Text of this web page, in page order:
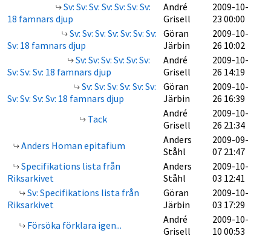
Sv: Sv: Sv: Sv: Sv: Sv: Sv:
18 famnars djup
André
Grisell
2009-10-
23 00:00
Sv: Sv: Sv: Sv: Sv: Sv: Sv:
Sv: 18 famnars djup
Göran
Järbin
2009-10-
26 10:02
Sv: Sv: Sv: Sv: Sv: Sv:
Sv: Sv: Sv: 18 famnars djup
André
Grisell
2009-10-
26 14:19
Sv: Sv: Sv: Sv: Sv: Sv:
Sv: Sv: Sv: Sv: 18 famnars djup
Göran
Järbin
2009-10-
26 16:39
Tack
André
Grisell
2009-10-
26 21:34
Anders Homan epitafium
Anders
Ståhl
2009-09-
07 21:47
Specifikations lista från
Riksarkivet
Anders
Ståhl
2009-10-
03 12:41
Sv: Specifikations lista från
Riksarkivet
Göran
Järbin
2009-10-
03 17:29
Försöka förklara igen...
André
Grisell
2009-10-
10 00:53